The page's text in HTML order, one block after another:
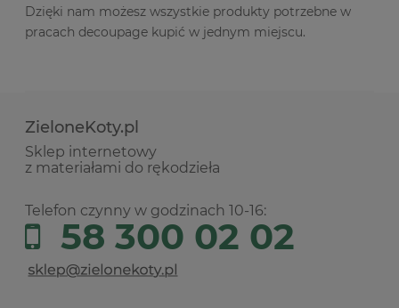
Dzięki nam możesz wszystkie produkty potrzebne w
pracach decoupage kupić w jednym miejscu.
ZieloneKoty.pl
Sklep internetowy
z materiałami do rękodzieła
Telefon czynny w godzinach 10-16:
58 300 02 02